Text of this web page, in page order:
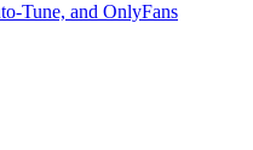
Tune, and OnlyFans